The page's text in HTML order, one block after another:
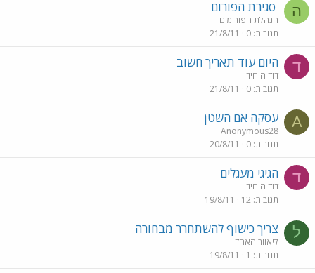
ה סגירת הפורום
הנהלת הפורומים
תגובות 0
21/8/11
ד היום עוד תאריך חשוב
דוד היחיד
תגובות 0
21/8/11
A עסקה אם השטן
Anonymous28
תגובות 0
20/8/11
ד הגיגי מעגלים
דוד היחיד
תגובות 12
19/8/11
ל צריך כישוף להשתחרר מבחורה
ליאוור האחד
תגובות 1
19/8/11